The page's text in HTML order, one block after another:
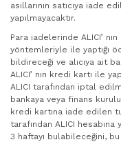
asıllarının satıcıya iade
yapılmayacaktır.
Para iadelerinde ALICI’
yöntemleriyle ile yaptığı
bildireceği ve alıcıya ait
ALICI’ nın kredi kartı ile
ALICI tarafından iptal
bankaya veya finans
kredi kartına iade edilen
tarafından ALICI
3 haftayı bulabileceğini,